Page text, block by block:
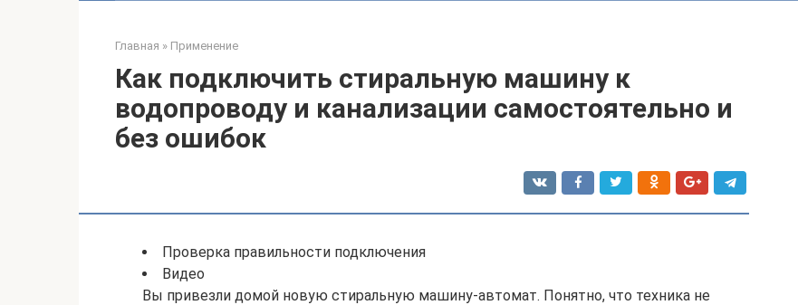
Главная » Применение
Как подключить стиральную машину к
водопроводу и канализации самостоятельно и
без ошибок
Проверка правильности подключения
Видео
Вы привезли домой новую стиральную машину-автомат. Понятно, что техника не